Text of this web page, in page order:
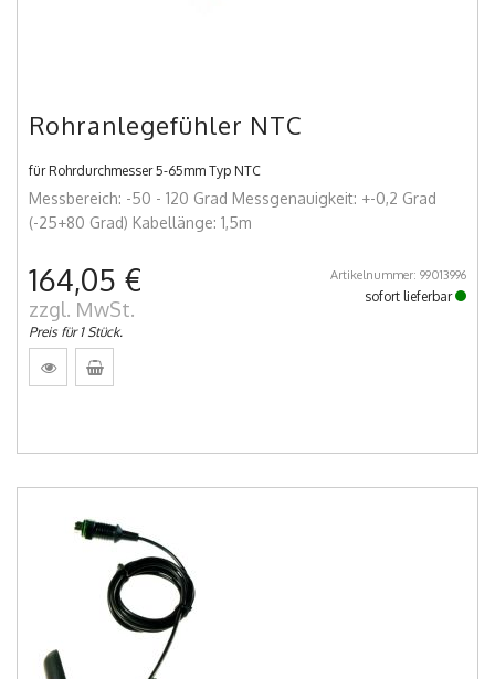
Rohranlegefühler NTC
für Rohrdurchmesser 5-65mm Typ NTC
Messbereich: -50 - 120 Grad Messgenauigkeit: +-0,2 Grad
(-25+80 Grad) Kabellänge: 1,5m
164,05 €
zzgl. MwSt.
Preis für 1 Stück.
Artikelnummer: 99013996
sofort lieferbar